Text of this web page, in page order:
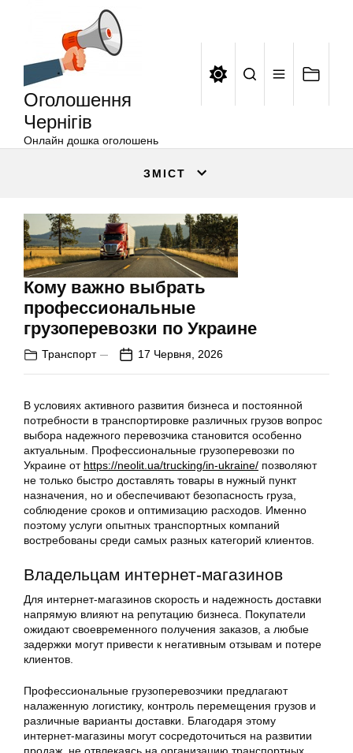
Оголошення
Чернігів
Онлайн дошка оголошень
ЗМІСТ
Кому важно выбрать
профессиональные
грузоперевозки по Украине
Транспорт 17 Червня, 2026
В условиях активного развития бизнеса и постоянной
потребности в транспортировке различных грузов вопрос
выбора надежного перевозчика становится особенно
актуальным. Профессиональные грузоперевозки по
Украине от https://neolit.ua/trucking/in-ukraine/ позволяют
не только быстро доставлять товары в нужный пункт
назначения, но и обеспечивают безопасность груза,
соблюдение сроков и оптимизацию расходов. Именно
поэтому услуги опытных транспортных компаний
востребованы среди самых разных категорий клиентов.
Владельцам интернет-магазинов
Для интернет-магазинов скорость и надежность доставки
напрямую влияют на репутацию бизнеса. Покупатели
ожидают своевременного получения заказов, а любые
задержки могут привести к негативным отзывам и потере
клиентов.
Профессиональные грузоперевозчики предлагают
налаженную логистику, контроль перемещения грузов и
различные варианты доставки. Благодаря этому
интернет-магазины могут сосредоточиться на развитии